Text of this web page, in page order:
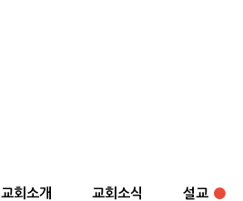
교회소개 교회소식 설교